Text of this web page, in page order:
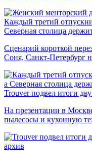
Каждый третий
Северная столица
Сценарий короткой
Соня, Санкт-Петербург
Trouver подвел итоги
На презентации в
пылесосы и кухонную
архив